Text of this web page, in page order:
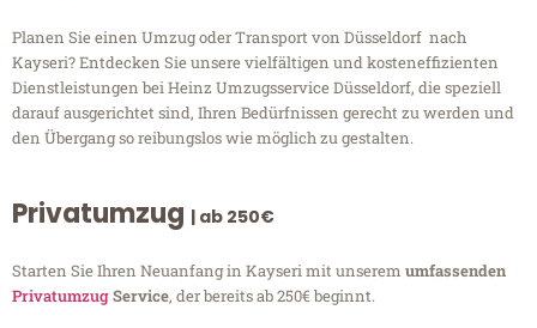
Planen Sie einen Umzug oder Transport von Düsseldorf nach
Kayseri? Entdecken Sie unsere vielfältigen und kosteneffizienten
Dienstleistungen bei Heinz Umzugsservice Düsseldorf, die speziell
darauf ausgerichtet sind, Ihren Bedürfnissen gerecht zu werden und
den Übergang so reibungslos wie möglich zu gestalten.
Privatumzug | ab 250€
Starten Sie Ihren Neuanfang in Kayseri mit unserem umfassenden
PrivatumzugService, der bereits ab 250€ beginnt.